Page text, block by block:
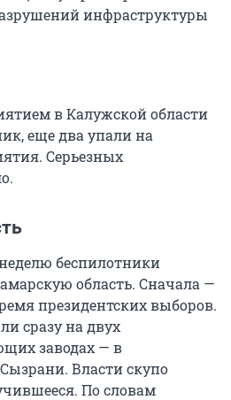
инфраструктуры
в Калужской области
еще два упали на
Серьезных
беспилотники
область. Сначала —
президентских выборов.
сразу на двух
заводах — в
Власти скупо
По словам